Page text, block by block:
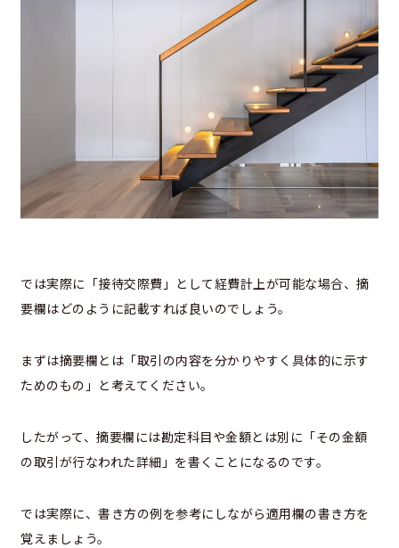
では実際に「接待交際費」として経費計上が可能な場合、摘
要欄はどのように記載すれば良いのでしょう。
まずは摘要欄とは「取引の内容を分かりやすく具体的に示す
ためのもの」と考えてください。
したがって、摘要欄には勘定科目や金額とは別に「その金額
の取引が行なわれた詳細」を書くことになるのです。
では実際に、書き方の例を参考にしながら適用欄の書き方を
覚えましょう。